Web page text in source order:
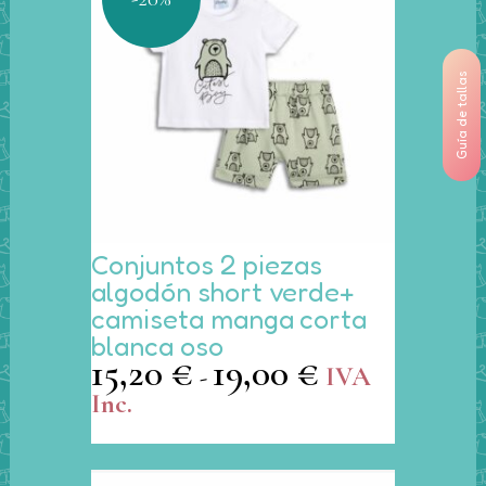
Guía de tallas
la
página
producto
Este
producto
tiene
múltiples
variantes.
Las
opciones
se
pueden
Conjuntos 2 piezas
algodón short verde+
camiseta manga corta
blanca oso
15,20 € - 19,00 € Rango
desde
IVA
Inc.